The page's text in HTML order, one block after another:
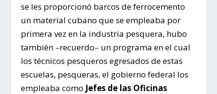
se les proporcionó barcos de ferrocemento
un material cubano que se empleaba por
primera vez en la industria pesquera, hubo
también –recuerdo– un programa en el cual
los técnicos pesqueros egresados de estas
escuelas, pesqueras, el gobierno federal los
empleaba como Jefes de las Oficinas